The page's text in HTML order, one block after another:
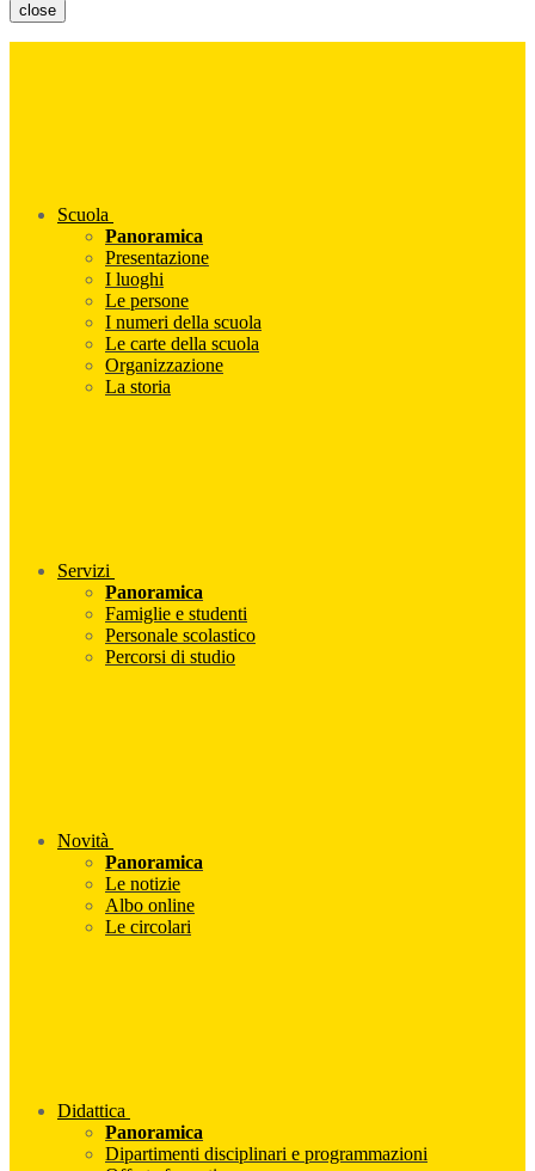
close
Scuola
Panoramica
Presentazione
I luoghi
Le persone
I numeri della scuola
Le carte della scuola
Organizzazione
La storia
Servizi
Panoramica
Famiglie e studenti
Personale scolastico
Percorsi di studio
Novità
Panoramica
Le notizie
Albo online
Le circolari
Didattica
Panoramica
Dipartimenti disciplinari e programmazioni